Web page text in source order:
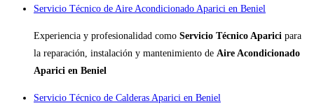
Servicio Técnico de Aire Acondicionado Aparici en Beniel
Experiencia y profesionalidad como Servicio Técnico Aparici para
la reparación, instalación y mantenimiento de Aire Acondicionado
Aparici en Beniel
Servicio Técnico de Calderas Aparici en Beniel